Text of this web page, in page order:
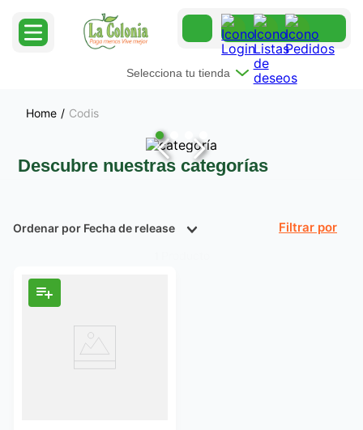
Selecciona tu tienda
Codis
Descubre nuestras categorías
Ordenar por Fecha de release